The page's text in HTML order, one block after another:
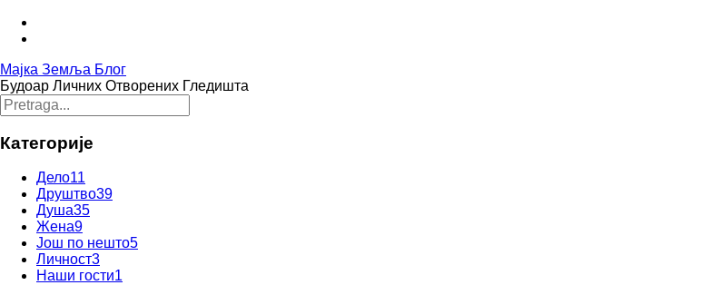
Мајка Земља Блог
Будоар Личних Отворених Гледишта
Категорије
Дело11
Друштво39
Душа35
Жена9
Још по нешто5
Личност3
Наши гости1